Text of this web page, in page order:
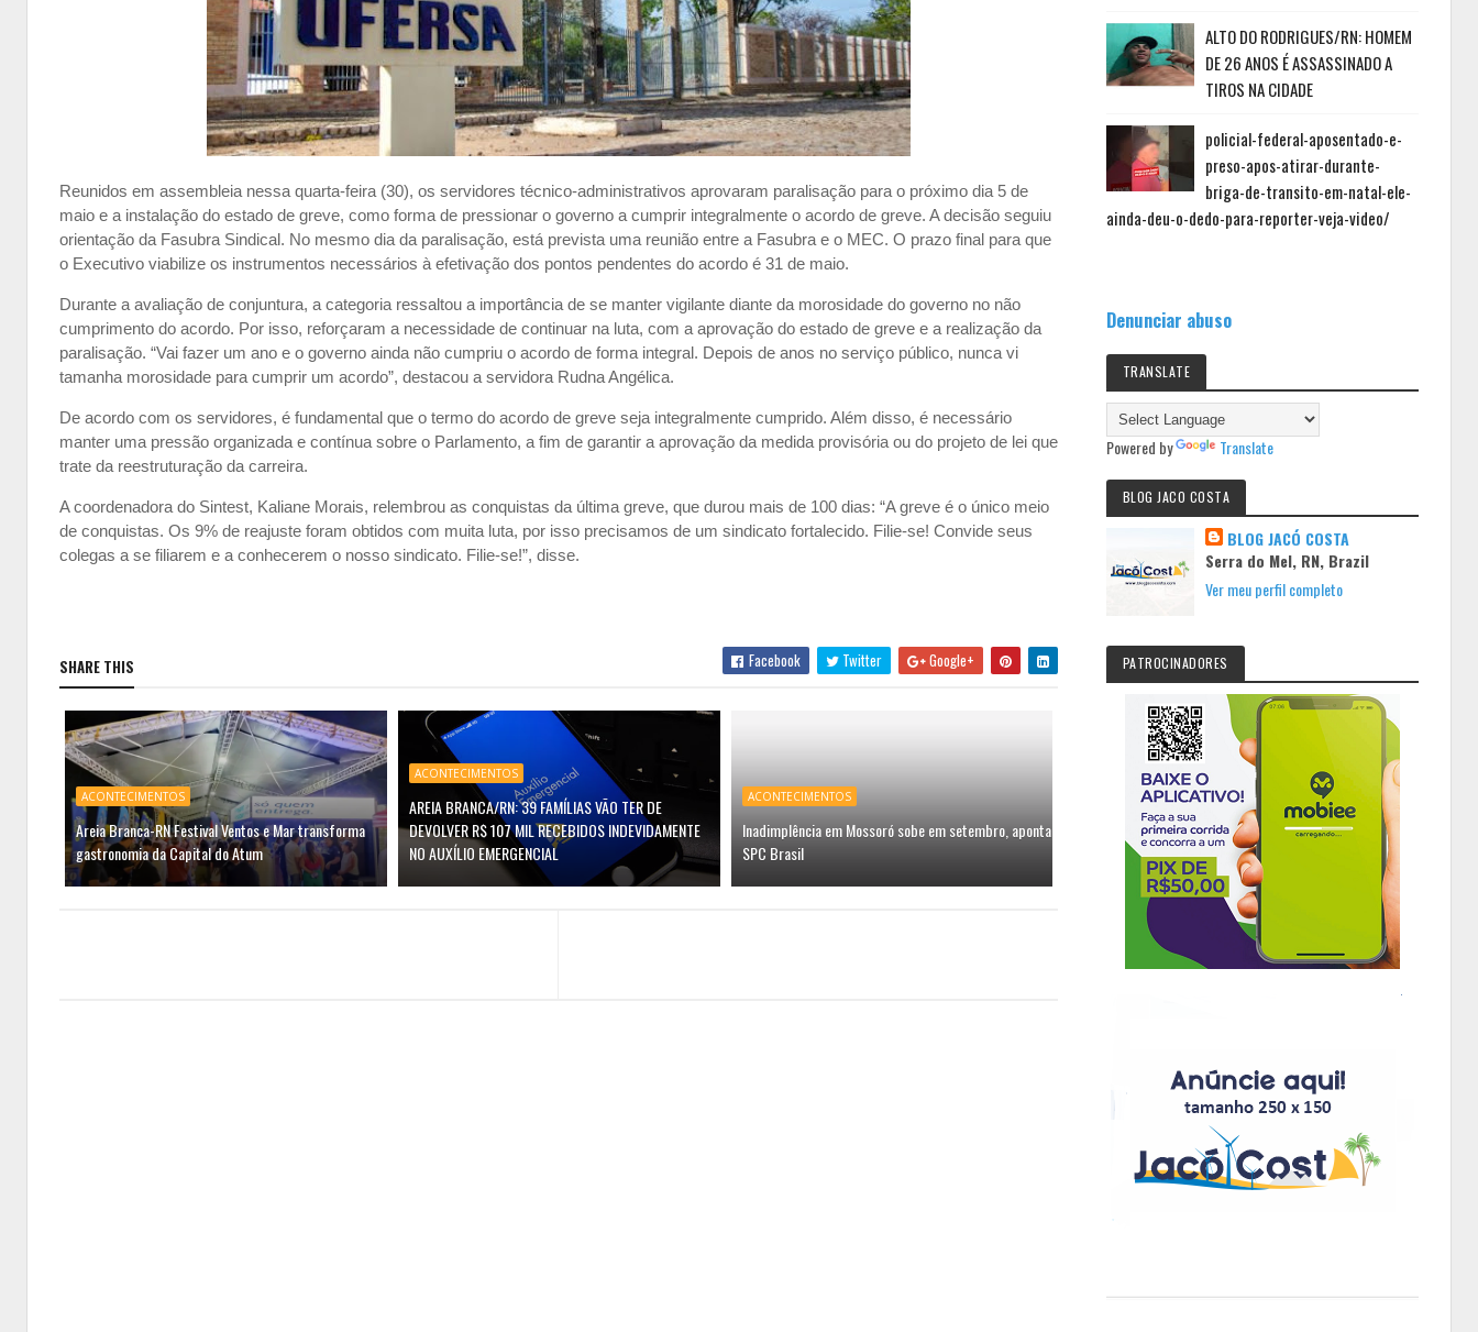
Reunidos em assembleia nessa quarta-feira (30), os servidores técnico-administrativos aprovaram paralisação para o próximo dia 5 de
maio e a instalação do estado de greve, como forma de pressionar o governo a cumprir integralmente o acordo de greve. A decisão seguiu
orientação da Fasubra Sindical. No mesmo dia da paralisação, está prevista uma reunião entre a Fasubra e o MEC. O prazo final para que
o Executivo viabilize os instrumentos necessários à efetivação dos pontos pendentes do acordo é 31 de maio.
Durante a avaliação de conjuntura, a categoria ressaltou a importância de se manter vigilante diante da morosidade do governo no não
cumprimento do acordo. Por isso, reforçaram a necessidade de continuar na luta, com a aprovação do estado de greve e a realização da
paralisação. “Vai fazer um ano e o governo ainda não cumpriu o acordo de forma integral. Depois de anos no serviço público, nunca vi
tamanha morosidade para cumprir um acordo”, destacou a servidora Rudna Angélica.
De acordo com os servidores, é fundamental que o termo do acordo de greve seja integralmente cumprido. Além disso, é necessário
manter uma pressão organizada e contínua sobre o Parlamento, a fim de garantir a aprovação da medida provisória ou do projeto de lei que
trate da reestruturação da carreira.
A coordenadora do Sintest, Kaliane Morais, relembrou as conquistas da última greve, que durou mais de 100 dias: “A greve é o único meio
de conquistas. Os 9% de reajuste foram obtidos com muita luta, por isso precisamos de um sindicato fortalecido. Filie-se! Convide seus
colegas a se filiarem e a conhecerem o nosso sindicato. Filie-se!”, disse.
SHARE THIS Facebook Twitter Google+
ACONTECIMENTOS
Areia Branca-RN Festival Ventos e Mar transforma
gastronomia da Capital do Atum
ACONTECIMENTOS
AREIA BRANCA/RN: 39 FAMÍLIAS VÃO TER DE
DEVOLVER R$ 107 MIL RECEBIDOS INDEVIDAMENTE
NO AUXÍLIO EMERGENCIAL
ACONTECIMENTOS
Inadimplência em Mossoró sobe em setembro, aponta
SPC Brasil
ALTO DO RODRIGUES/RN: HOMEM
DE 26 ANOS É ASSASSINADO A
TIROS NA CIDADE
policial-federal-aposentado-e-
preso-apos-atirar-durante-
briga-de-transito-em-natal-ele-
ainda-deu-o-dedo-para-reporter-veja-video/
Denunciar abuso
TRANSLATE
Powered by Translate
BLOG JACO COSTA
BLOG JACÓ COSTA
Serra do Mel, RN, Brazil
Ver meu perfil completo
PATROCINADORES